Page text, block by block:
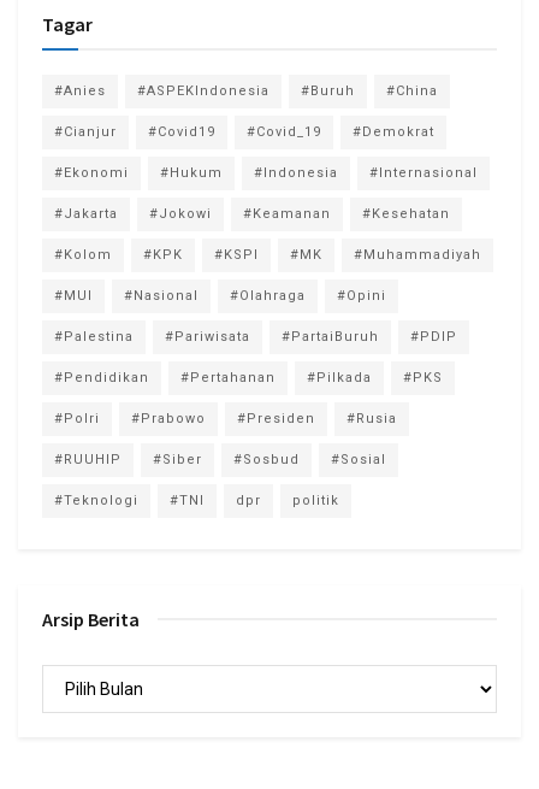
Tagar
#Anies #ASPEKIndonesia #Buruh #China
#Cianjur #Covid19 #Covid_19 #Demokrat
#Ekonomi #Hukum #Indonesia #Internasional
#Jakarta #Jokowi #Keamanan #Kesehatan
#Kolom #KPK #KSPI #MK #Muhammadiyah
#MUI #Nasional #Olahraga #Opini
#Palestina #Pariwisata #PartaiBuruh #PDIP
#Pendidikan #Pertahanan #Pilkada #PKS
#Polri #Prabowo #Presiden #Rusia
#RUUHIP #Siber #Sosbud #Sosial
#Teknologi #TNI dpr politik
Arsip Berita